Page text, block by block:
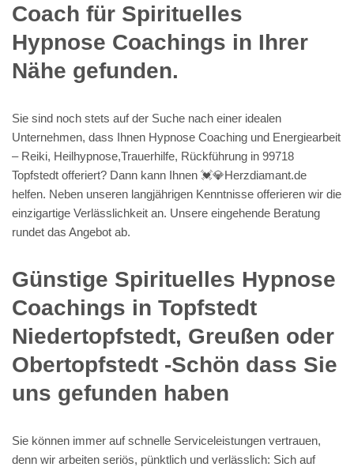
Coach für Spirituelles
Hypnose Coachings in Ihrer
Nähe gefunden.
Sie sind noch stets auf der Suche nach einer idealen
Unternehmen, dass Ihnen Hypnose Coaching und Energiearbeit
– Reiki, Heilhypnose,Trauerhilfe, Rückführung in 99718
Topfstedt offeriert? Dann kann Ihnen 💓️💎Herzdiamant.de
helfen. Neben unseren langjährigen Kenntnisse offerieren wir die
einzigartige Verlässlichkeit an. Unsere eingehende Beratung
rundet das Angebot ab.
Günstige Spirituelles Hypnose
Coachings in Topfstedt
Niedertopfstedt, Greußen oder
Obertopfstedt -Schön dass Sie
uns gefunden haben
Sie können immer auf schnelle Serviceleistungen vertrauen,
denn wir arbeiten seriös, pünktlich und verlässlich: Sich auf